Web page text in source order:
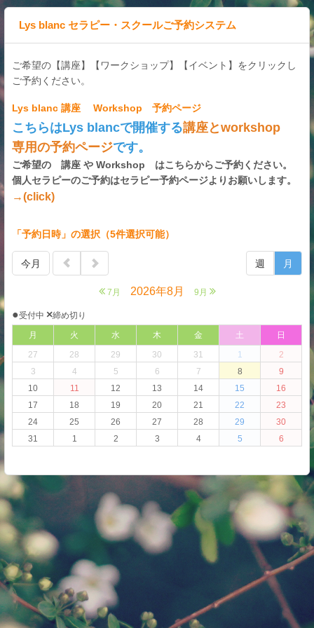
Lys blanc セラピー・スクールご予約システム
ご希望の【講座】【ワークショップ】【イベント】をクリックし
ご予約ください。
Lys blanc 講座 Workshop 予約ページ
こちらはLys blancで開催する講座とworkshop
専用の予約ページです。
ご希望の 講座 や Workshop はこちらからご予約ください。
個人セラピーのご予約はセラピー予約ページよりお願いします。
→(click)
「予約日時」の選択（5件選択可能）
今月
7月 2026年8月 9月
週 月
●受付中 ×締め切り
月
火 水 木 金 土
日
27
28 29 30 31 1
2
3
4 5 6 7 8
9
10
11 12 13 14 15
16
17
18 19 20 21 22
23
24
25 26 27 28 29
30
31
1 2 3 4 5 6